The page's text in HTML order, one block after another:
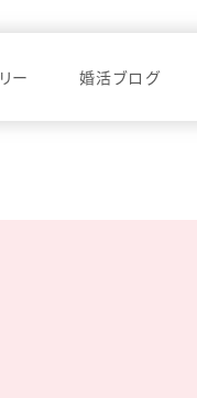
ー 婚活ブログ